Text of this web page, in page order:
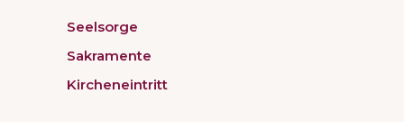
Seelsorge
Sakramente
Kircheneintritt